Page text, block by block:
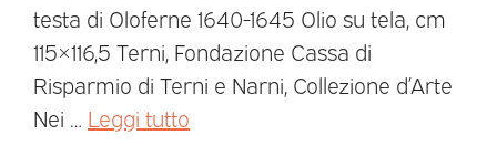
testa di Oloferne 1640-1645 Olio su tela, cm
115×116,5 Terni, Fondazione Cassa di
Risparmio di Terni e Narni, Collezione d’Arte
Nei … Leggi tutto